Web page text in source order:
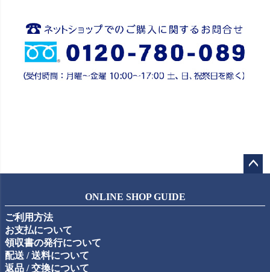
ップ
ONLINE SHOP GUIDE
ご利用方法
お支払について
領収書の発行について
配送 / 送料について
返品 / 交換について